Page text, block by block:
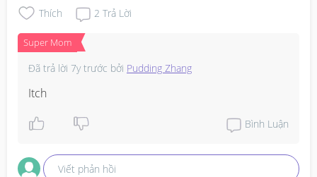
Thích 2 Trả Lời
Super Mom
Đã trả lời 7y trước bởi Pudding Zhang
Itch
Bình Luận
Viết phản hồi